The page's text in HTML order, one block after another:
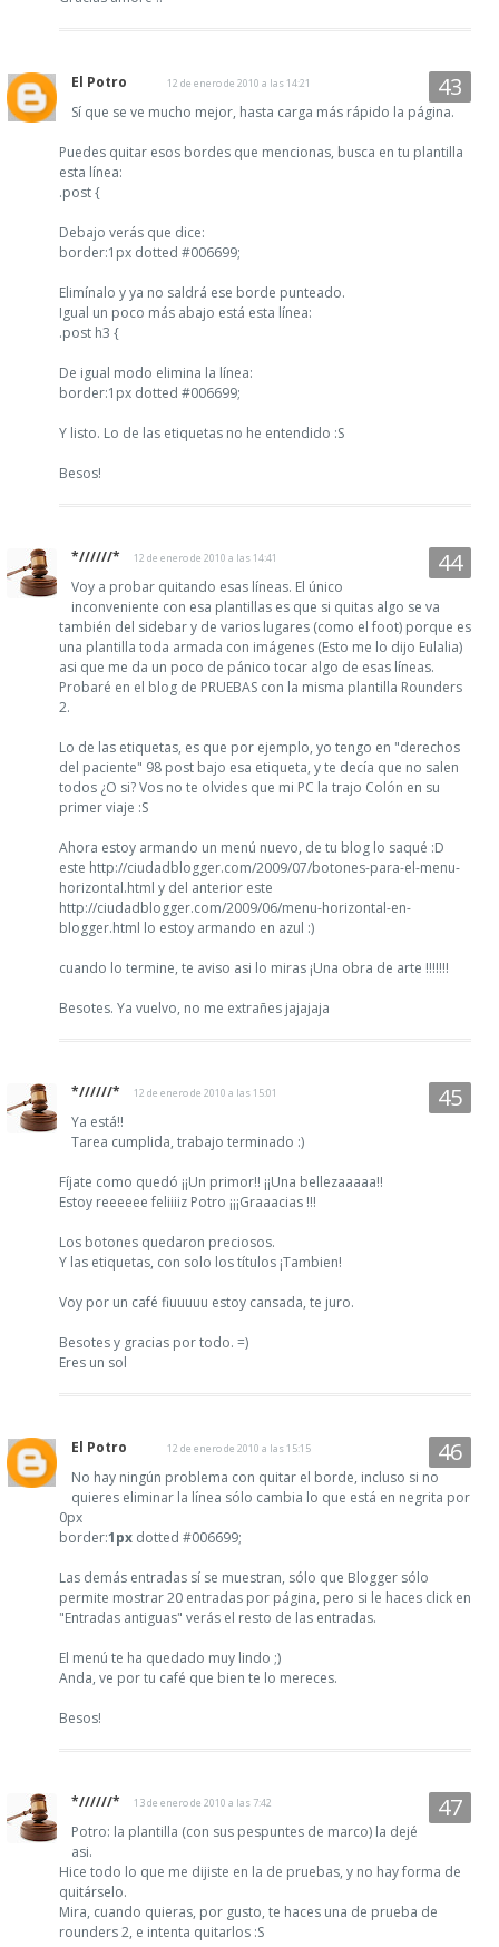
El Potro 12 de enero de 2010 a las 14:21
Sí que se ve mucho mejor, hasta carga más rápido la página.
Puedes quitar esos bordes que mencionas, busca en tu plantilla
esta línea:
.post {
Debajo verás que dice:
border:1px dotted #006699;
Elimínalo y ya no saldrá ese borde punteado.
Igual un poco más abajo está esta línea:
.post h3 {
De igual modo elimina la línea:
border:1px dotted #006699;
Y listo. Lo de las etiquetas no he entendido :S
Besos!
*//////* 12 de enero de 2010 a las 14:41
Voy a probar quitando esas líneas. El único
inconveniente con esa plantillas es que si quitas algo se va
también del sidebar y de varios lugares (como el foot) porque es
una plantilla toda armada con imágenes (Esto me lo dijo Eulalia)
asi que me da un poco de pánico tocar algo de esas líneas.
Probaré en el blog de PRUEBAS con la misma plantilla Rounders
2.
Lo de las etiquetas, es que por ejemplo, yo tengo en "derechos
del paciente" 98 post bajo esa etiqueta, y te decía que no salen
todos ¿O si? Vos no te olvides que mi PC la trajo Colón en su
primer viaje :S
Ahora estoy armando un menú nuevo, de tu blog lo saqué :D
este http://ciudadblogger.com/2009/07/botones-para-el-menu-
horizontal.html y del anterior este
http://ciudadblogger.com/2009/06/menu-horizontal-en-
blogger.html lo estoy armando en azul :)
cuando lo termine, te aviso asi lo miras ¡Una obra de arte !!!!!!!
Besotes. Ya vuelvo, no me extrañes jajajaja
*//////* 12 de enero de 2010 a las 15:01
Ya está!!
Tarea cumplida, trabajo terminado :)
Fíjate como quedó ¡¡Un primor!! ¡¡Una bellezaaaaa!!
Estoy reeeeee feliiiiz Potro ¡¡¡Graaacias !!!
Los botones quedaron preciosos.
Y las etiquetas, con solo los títulos ¡Tambien!
Voy por un café fiuuuuu estoy cansada, te juro.
Besotes y gracias por todo. =)
Eres un sol
El Potro 12 de enero de 2010 a las 15:15
No hay ningún problema con quitar el borde, incluso si no
quieres eliminar la línea sólo cambia lo que está en negrita por
0px
border:1px dotted #006699;
Las demás entradas sí se muestran, sólo que Blogger sólo
permite mostrar 20 entradas por página, pero si le haces click en
"Entradas antiguas" verás el resto de las entradas.
El menú te ha quedado muy lindo ;)
Anda, ve por tu café que bien te lo mereces.
Besos!
*//////* 13 de enero de 2010 a las 7:42
Potro: la plantilla (con sus pespuntes de marco) la dejé
asi.
Hice todo lo que me dijiste en la de pruebas, y no hay forma de
quitárselo.
Mira, cuando quieras, por gusto, te haces una de prueba de
rounders 2, e intenta quitarlos :S